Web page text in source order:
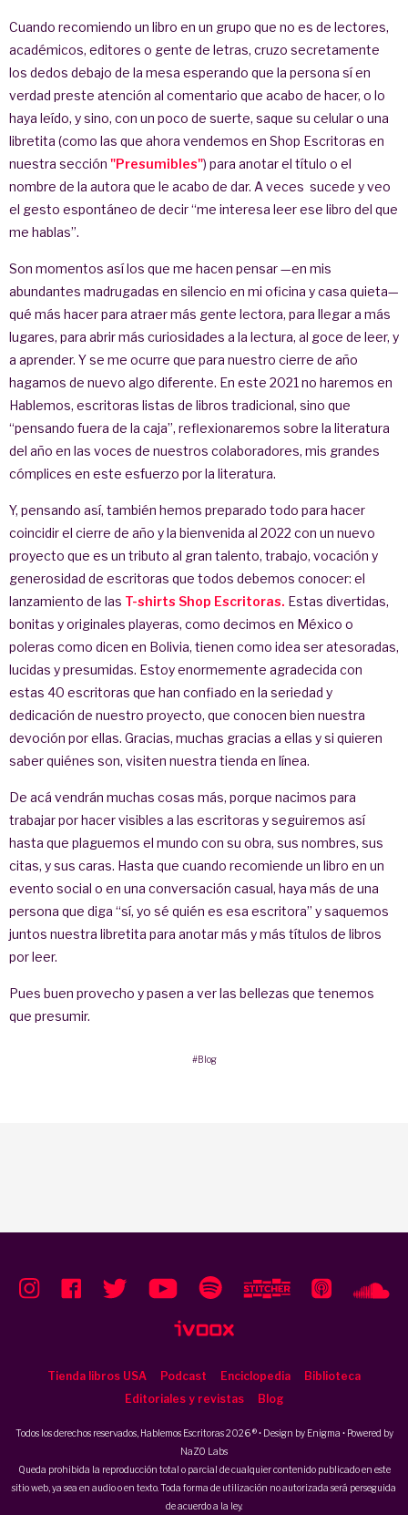
Cuando recomiendo un libro en un grupo que no es de lectores,
académicos, editores o gente de letras, cruzo secretamente
los dedos debajo de la mesa esperando que la persona sí en
verdad preste atención al comentario que acabo de hacer, o lo
haya leído, y sino, con un poco de suerte, saque su celular o una
libretita (como las que ahora vendemos en Shop Escritoras en
nuestra sección "Presumibles") para anotar el título o el
nombre de la autora que le acabo de dar. A veces sucede y veo
el gesto espontáneo de decir “me interesa leer ese libro del que
me hablas”.
Son momentos así los que me hacen pensar —en mis
abundantes madrugadas en silencio en mi oficina y casa quieta—
qué más hacer para atraer más gente lectora, para llegar a más
lugares, para abrir más curiosidades a la lectura, al goce de leer, y
a aprender. Y se me ocurre que para nuestro cierre de año
hagamos de nuevo algo diferente. En este 2021 no haremos en
Hablemos, escritoras listas de libros tradicional, sino que
“pensando fuera de la caja”, reflexionaremos sobre la literatura
del año en las voces de nuestros colaboradores, mis grandes
cómplices en este esfuerzo por la literatura.
Y, pensando así, también hemos preparado todo para hacer
coincidir el cierre de año y la bienvenida al 2022 con un nuevo
proyecto que es un tributo al gran talento, trabajo, vocación y
generosidad de escritoras que todos debemos conocer: el
lanzamiento de las T-shirts Shop Escritoras. Estas divertidas,
bonitas y originales playeras, como decimos en México o
poleras como dicen en Bolivia, tienen como idea ser atesoradas,
lucidas y presumidas. Estoy enormemente agradecida con
estas 40 escritoras que han confiado en la seriedad y
dedicación de nuestro proyecto, que conocen bien nuestra
devoción por ellas. Gracias, muchas gracias a ellas y si quieren
saber quiénes son, visiten nuestra tienda en línea.
De acá vendrán muchas cosas más, porque nacimos para
trabajar por hacer visibles a las escritoras y seguiremos así
hasta que plaguemos el mundo con su obra, sus nombres, sus
citas, y sus caras. Hasta que cuando recomiende un libro en un
evento social o en una conversación casual, haya más de una
persona que diga “sí, yo sé quién es esa escritora” y saquemos
juntos nuestra libretita para anotar más y más títulos de libros
por leer.
Pues buen provecho y pasen a ver las bellezas que tenemos
que presumir.
#Blog
Tienda libros USA Podcast Enciclopedia
Biblioteca
Editoriales y revistas
Blog
Todos los derechos reservados, Hablemos Escritoras 2026 ® • Design by Enigma • Powered by
NaZO Labs
Queda prohibida la reproducción total o parcial de cualquier contenido publicado en este
sitio web, ya sea en audio o en texto. Toda forma de utilización no autorizada será perseguida
de acuerdo a la ley.